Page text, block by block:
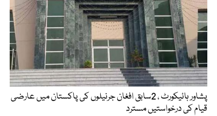
پشاور ہائیکورٹ ، 2سابق افغان جرنیلوں کی پاکستان میں عارضی
قیام کی درخواستیں مسترد